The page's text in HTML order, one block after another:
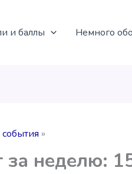
и баллы Немного
неделю: